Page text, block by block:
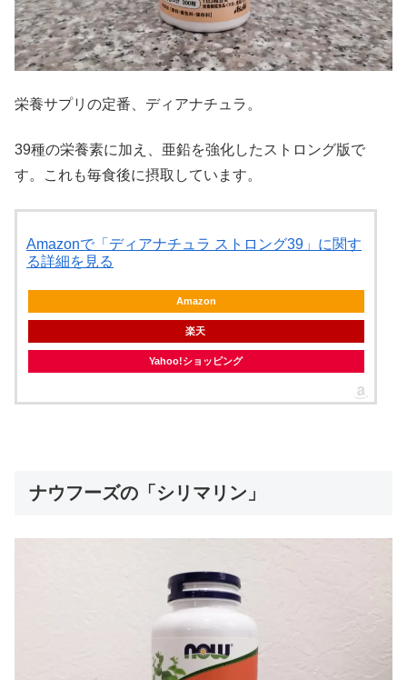
栄養サプリの定番、ディアナチュラ。
39種の栄養素に加え、亜鉛を強化したストロング版で
す。これも毎食後に摂取しています。
Amazonで「ディアナチュラ ストロング39」に関す
る詳細を見る
Amazon
楽天
Yahoo!ショッピング
ナウフーズの「シリマリン」